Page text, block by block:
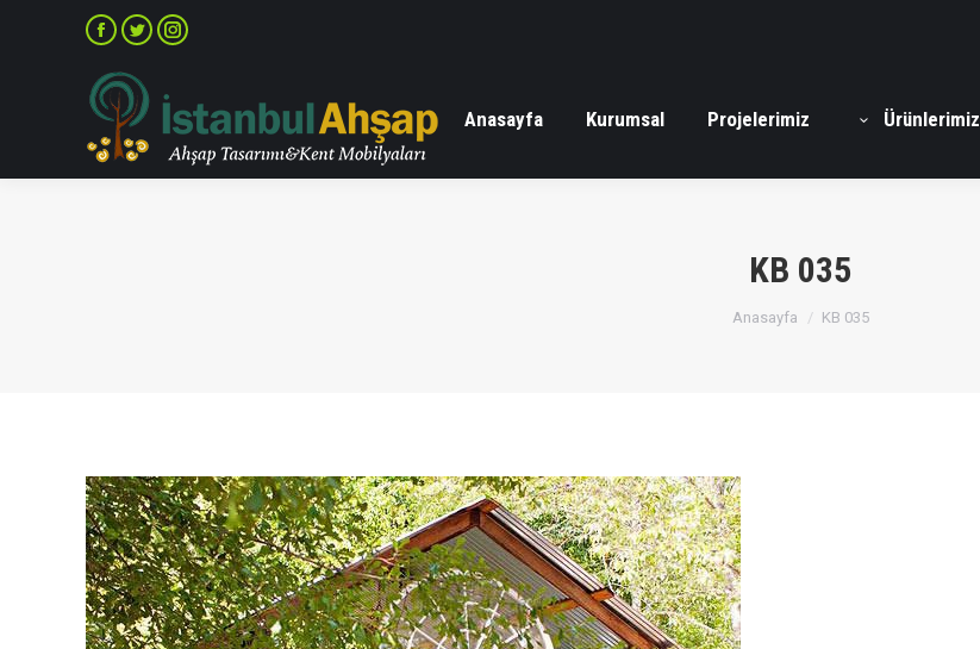
Facebook
TwitterInstagram
Anasayfa Kurumsal Projelerimiz Ürünlerimiz
KB 035
You are here:
Anasayfa KB 035